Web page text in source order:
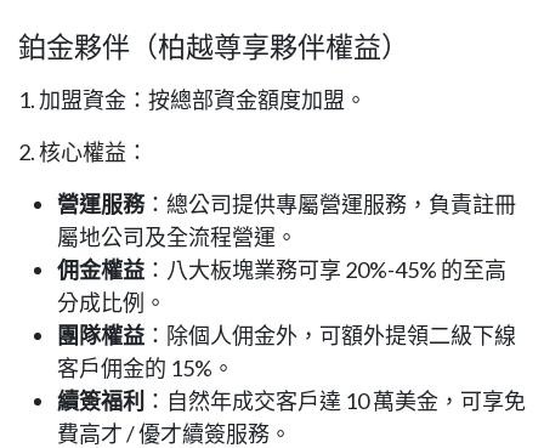
鉑金夥伴（柏越尊享夥伴權益）
1. 加盟資金：按總部資金額度加盟。
2. 核心權益：
營運服務：總公司提供專屬營運服務，負責註冊
屬地公司及全流程營運。
佣金權益 ：八大板塊業務可享 20%-45% 的至高
分成比例。
團隊權益 ：除個人佣金外，可額外提領二級下線
客戶佣金的 15%。
續簽福利 ：自然年成交客戶達 10 萬美金，可享免
費高才 / 優才續簽服務。